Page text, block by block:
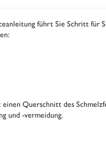
führt Sie Schritt für
Querschnitt des
und -vermeidung.